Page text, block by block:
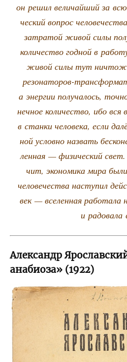
он решил вели­чай­ший за
че­ский вопрос
затра­той живой силы
коли­че­ство год­ной в
живой силы тут
резо­на­то­ров-
а энер­гии полу­ча­лось,
неч­ное коли­че­ство, ибо вся
в стан­ки чело­ве­ка, если
ной услов­но назвать
лен­ная — физи­че­ский
чит, эко­но­ми­ка мира
чело­ве­че­ства насту­пил
век — все­лен­ная рабо­та­ла
и радо­ва­ла
Александр
анабиоза» (1922)